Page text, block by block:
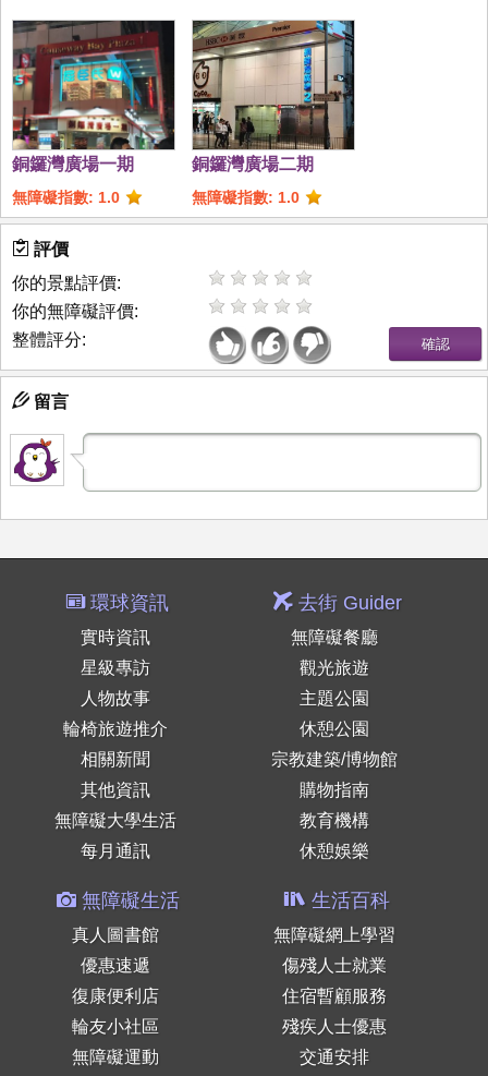
銅鑼灣廣場一期
無障礙指數: 1.0
銅鑼灣廣場二期
無障礙指數: 1.0
評價
你的景點評價:
你的無障礙評價:
整體評分:
留言
環球資訊
實時資訊
星級專訪
人物故事
輪椅旅遊推介
相關新聞
其他資訊
無障礙大學生活
每月通訊
去街 Guider
無障礙餐廳
觀光旅遊
主題公園
休憩公園
宗教建築/博物館
購物指南
教育機構
休憩娛樂
無障礙生活
真人圖書館
優惠速遞
復康便利店
輪友小社區
無障礙運動
生活百科
無障礙網上學習
傷殘人士就業
住宿暫顧服務
殘疾人士優惠
交通安排